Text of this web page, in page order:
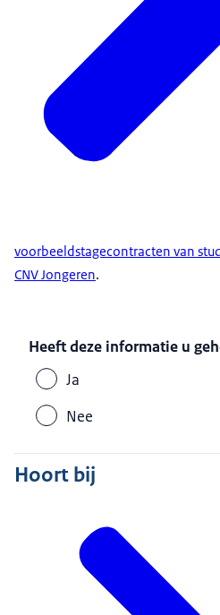
voorbeeldstagecontracten van
CNV Jongeren.
Heeft deze informatie u
Ja
Nee
Hoort bij